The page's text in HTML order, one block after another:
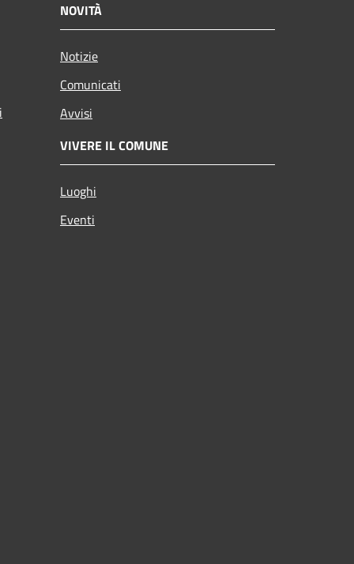
NOVITÀ
Notizie
Comunicati
Avvisi
VIVERE IL COMUNE
Luoghi
Eventi